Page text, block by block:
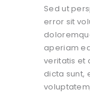
Sed ut
error sit
aperiam
veritatis et
dicta sunt,